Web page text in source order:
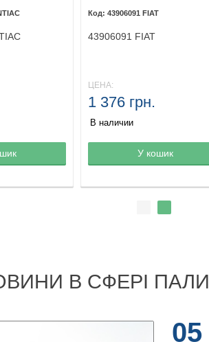
Товар в корзине
43906091 FIAT
43906091 FIAT
ЦЕНА:
1 376 грн.
В наличии
У кошик
В СФЕРІ
05